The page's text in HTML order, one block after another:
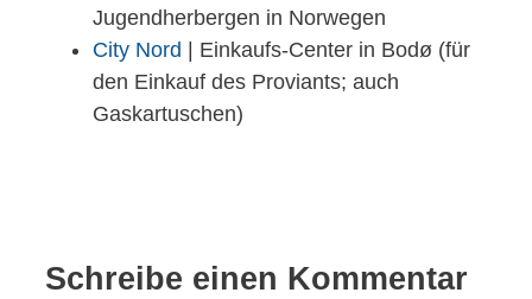
Jugendherbergen in Norwegen
City Nord | Einkaufs-Center in Bodø (für
den Einkauf des Proviants; auch
Gaskartuschen)
Schreibe einen Kommentar